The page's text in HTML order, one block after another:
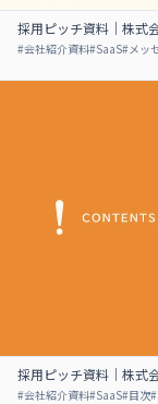
採用ピッチ資料｜株式
#会社紹介資料#SaaS#メッ
採用ピッチ資料｜株式
#会社紹介資料#SaaS#目次#